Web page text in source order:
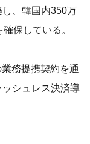
、韓国内350万
保している。
務提携契約を通
シュレス決済導